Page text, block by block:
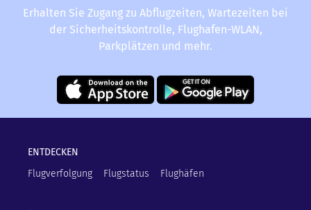
Erhalten Sie Zugang zu Abflugzeiten, Wartezeiten bei
der Sicherheitskontrolle, Flughafen-WLAN,
Parkplätzen und mehr.
ENTDECKEN
Flugverfolgung
Flugstatus Flughäfen